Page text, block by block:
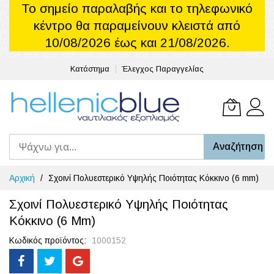
Το σημείο παραλαβής και το τηλεφωνικό
κέντρο θα παραμείνουν κλειστά από
10/08/2026 έως και 21/08/2026.
Κατάστημα Έλεγχος Παραγγελίας
Το
Αναζήτηση
Μετάβαση
στο
περιεχόμενο
Αρχική Σχοινί Πολυεστερικό Υψηλής Ποιότητας Κόκκινο (6 mm)
Σχοινί Πολυεστερικό Υψηλής Ποιότητας
Κόκκινο (6 Mm)
Κωδικός προϊόντος 1000152